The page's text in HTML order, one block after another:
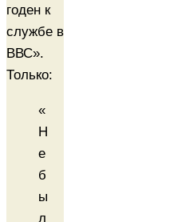
годен к
службе в
ВВС».
Только:
«
Н
е
б
ы
л